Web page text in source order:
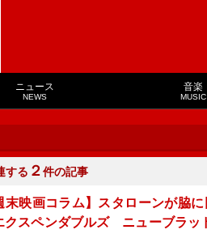
ニュース
NEWS
音楽
MUSIC
する ２件の記事
末映画コラム】スタローンが脇
クスペンダブルズ ニューブラッ